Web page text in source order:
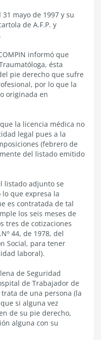
mayo de 1997 y su
de A.F.P. y
informó que
ésta
pie derecho que sufre
por lo que la
originada en
la licencia médica no
legal pues a la
(febrero de
del listado emitido
listado adjunto se
que expresa la
es contratada de tal
los seis meses de
tres de cotizaciones
44, de 1978, del
Social, para tener
laboral).
de Seguridad
de Trabajador de
de una persona (la
si alguna vez
de su pie derecho,
alguna con su